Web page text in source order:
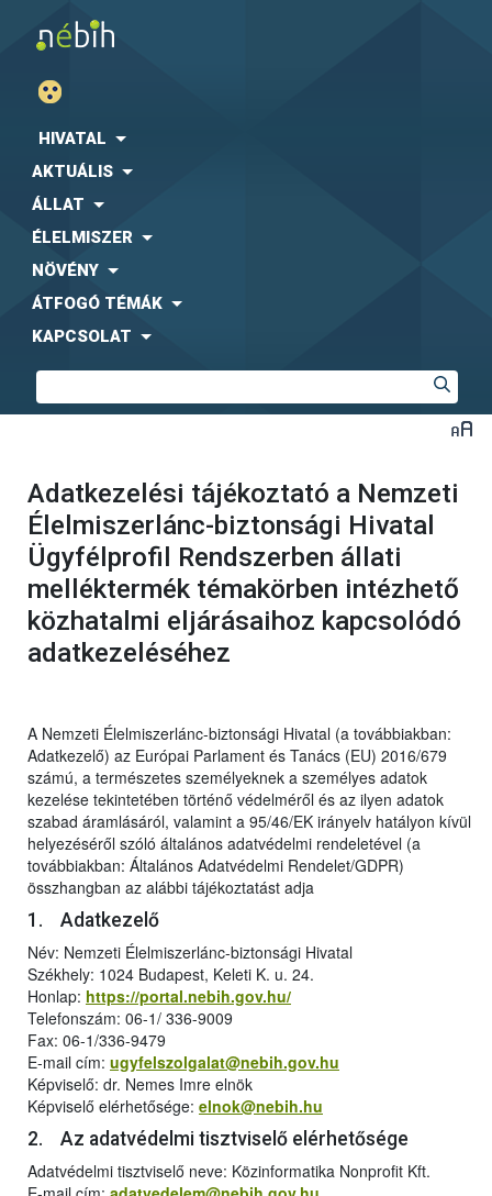
HIVATAL
AKTUÁLIS
ÁLLAT
ÉLELMISZER
NÖVÉNY
ÁTFOGÓ TÉMÁK
KAPCSOLAT
Adatkezelési tájékoztató a Nemzeti
Élelmiszerlánc-biztonsági Hivatal
Ügyfélprofil Rendszerben állati
melléktermék témakörben intézhető
közhatalmi eljárásaihoz kapcsolódó
adatkezeléséhez
A Nemzeti Élelmiszerlánc-biztonsági Hivatal (a továbbiakban:
Adatkezelő) az Európai Parlament és Tanács (EU) 2016/679
számú, a természetes személyeknek a személyes adatok
kezelése tekintetében történő védelméről és az ilyen adatok
szabad áramlásáról, valamint a 95/46/EK irányelv hatályon kívül
helyezéséről szóló általános adatvédelmi rendeletével (a
továbbiakban: Általános Adatvédelmi Rendelet/GDPR)
összhangban az alábbi tájékoztatást adja
1. Adatkezelő
Név: Nemzeti Élelmiszerlánc-biztonsági Hivatal
Székhely: 1024 Budapest, Keleti K. u. 24.
Honlap: https://portal.nebih.gov.hu/
Telefonszám: 06-1/ 336-9009
Fax: 06-1/336-9479
E-mail cím: ugyfelszolgalat@nebih.gov.hu
Képviselő: dr. Nemes Imre elnök
Képviselő elérhetősége: elnok@nebih.hu
2. Az adatvédelmi tisztviselő elérhetősége
Adatvédelmi tisztviselő neve: Közinformatika Nonprofit Kft.